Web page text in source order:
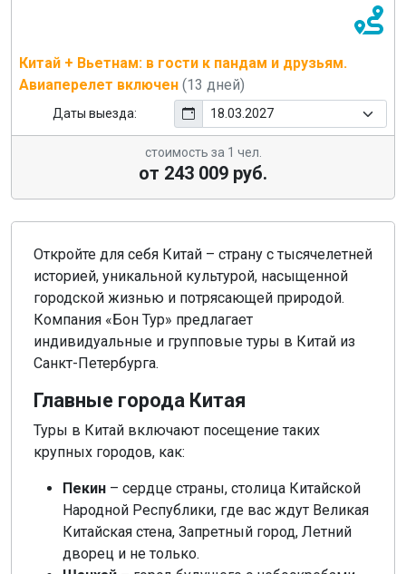
Китай + Вьетнам: в гости к пандам и друзьям.
Авиаперелет включен (13 дней)
Даты выезда:
стоимость за 1 чел.
от 243 009 руб.
Откройте для себя Китай – страну с тысячелетней
историей, уникальной культурой, насыщенной
городской жизнью и потрясающей природой.
Компания «Бон Тур» предлагает
индивидуальные и групповые туры в Китай из
Санкт-Петербурга.
Главные города Китая
Туры в Китай включают посещение таких
крупных городов, как:
Пекин – сердце страны, столица Китайской
Народной Республики, где вас ждут Великая
Китайская стена, Запретный город, Летний
дворец и не только.